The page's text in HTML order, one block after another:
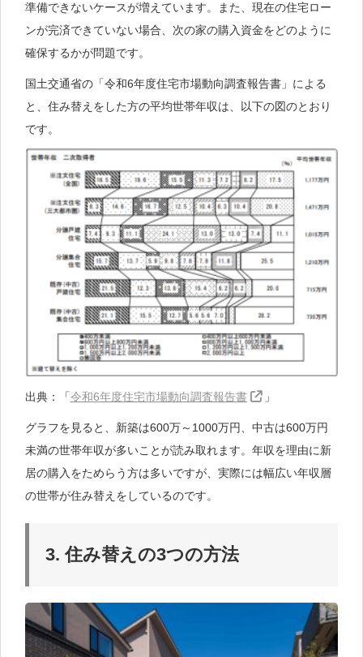
準備できないケースが増えています。また、現在の住宅ロー
ンが完済できていない場合、次の家の購入資金をどのように
確保するかが問題です。
国土交通省の「令和6年度住宅市場動向調査報告書」による
と、住み替えをした方の平均世帯年収は、以下の図のとおり
です。
出典：「令和6年度住宅市場動向調査報告書 」
グラフを見ると、新築は600万～1000万円、中古は600万円
未満の世帯年収が多いことが読み取れます。年収を理由に新
居の購入をためらう方は多いですが、実際には幅広い年収層
の世帯が住み替えをしているのです。
3. 住み替えの3つの方法